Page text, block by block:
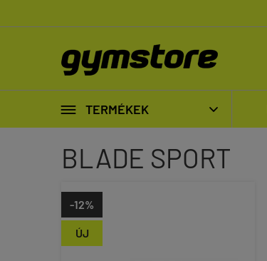
 TERMÉKEK 
BLADE SPORT
ÚJ
-12%